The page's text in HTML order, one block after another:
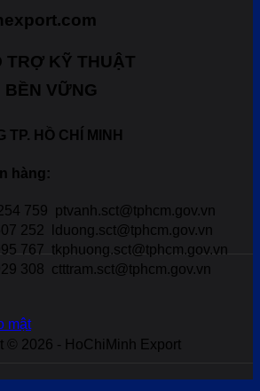
TRỢ KỸ THUẬT
BỀN VỮNG
TP. HỒ CHÍ MINH
hàng:
759 ptvanh.sct@tphcm.gov.vn
252
lduong.sct@tphcm.gov.vn
767 tkphuong.sct@tphcm.gov.vn
308 ctttram.sct@tphcm.gov.vn
mật
© 2026 - HoChiMinh Export